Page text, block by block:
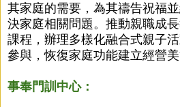
其家庭的需要，為其禱告祝福
決家庭相關問題。推動親職成
課程，辦理多樣化融合式親子
參與，恢復家庭功能建立經營美
事奉門訓中心：